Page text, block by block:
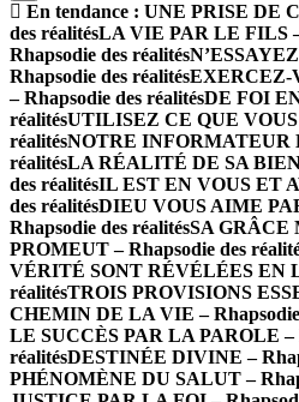
En tendance : UNE PRISE DE
des réalitésLA VIE PAR LE FILS
Rhapsodie des réalités
Rhapsodie des réalitésEXERCEZ-
– Rhapsodie des réalitésDE FOI
réalitésUTILISEZ CE QUE VOUS
réalitésNOTRE INFORMATEUR
réalitésLA RÉALITÉ DE SA
des réalitésIL EST EN VOUS ET
des réalitésDIEU VOUS AIME
Rhapsodie des réalitésSA GRÂCE
PROMEUT – Rhapsodie des
VÉRITÉ SONT RÉVÉLÉES EN
réalitésTROIS PROVISIONS
CHEMIN DE LA VIE – Rhapsodie
LE SUCCÈS PAR LA PAROLE –
réalitésDESTINÉE DIVINE –
PHÉNOMÈNE DU SALUT –